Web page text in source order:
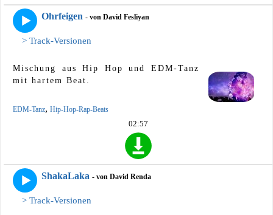
Ohrfeigen - von David Fesliyan
> Track-Versionen
Mischung aus Hip Hop und EDM-Tanz
mit hartem Beat.
EDM-Tanz, Hip-Hop-Rap-Beats
02:57
ShakaLaka - von David Renda
> Track-Versionen